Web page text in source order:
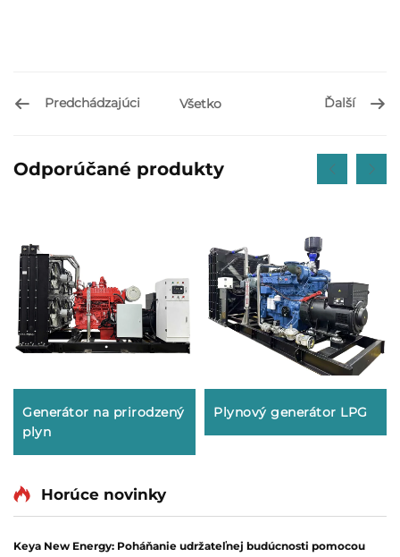
Predchádzajúci Všetko Ďalší
Odporúčané produkty
Generátor na prirodzený
plyn
Plynový generátor LPG
Horúce novinky
Keya New Energy: Poháňanie udržateľnej budúcnosti pomocou